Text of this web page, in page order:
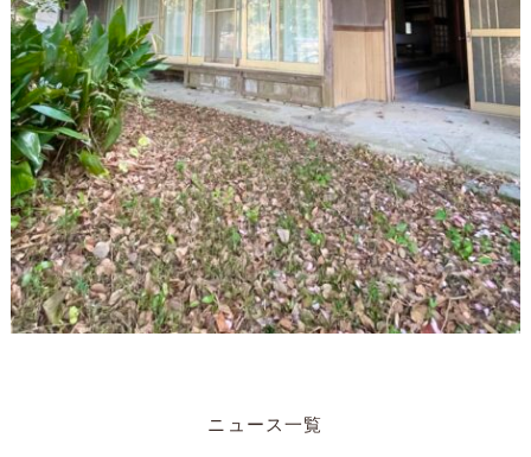
ニュース一覧